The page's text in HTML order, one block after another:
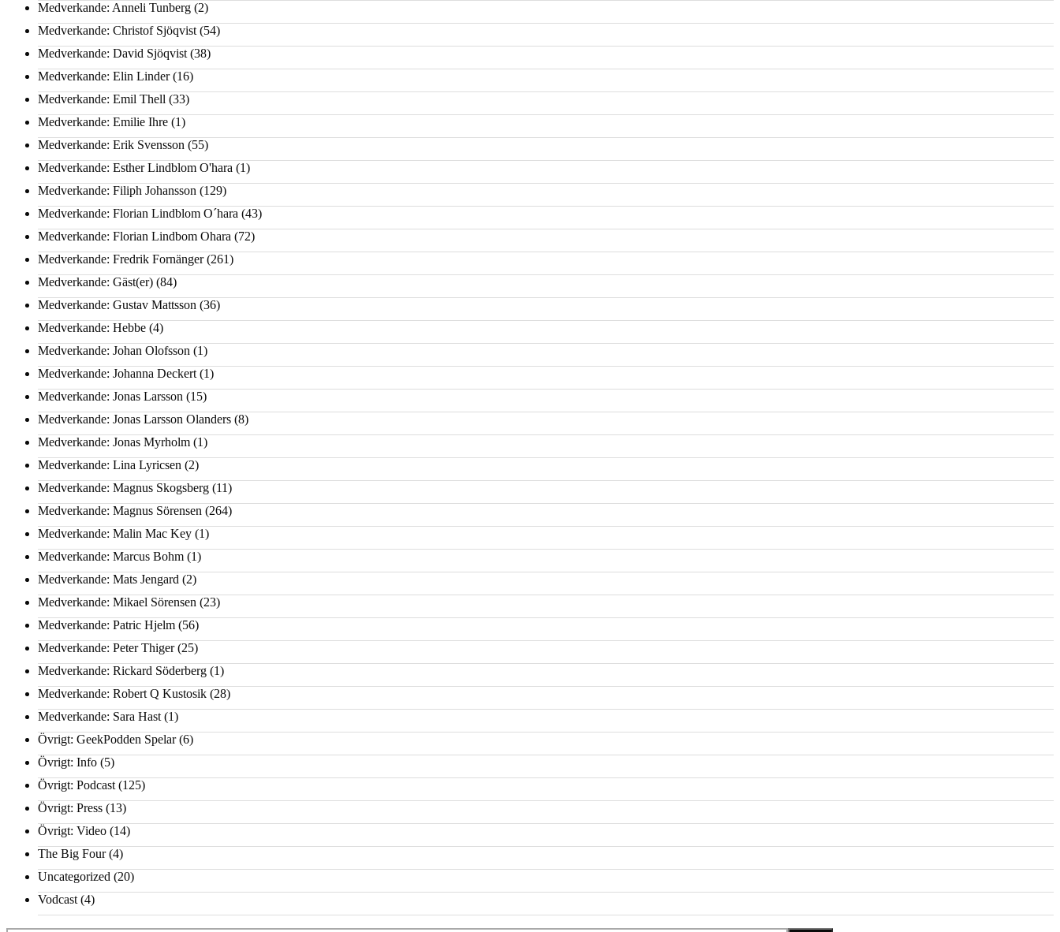
Medverkande: Anneli Tunberg (2)
Medverkande: Christof Sjöqvist (54)
Medverkande: David Sjöqvist (38)
Medverkande: Elin Linder(16)
Medverkande: Emil Thell (33)
Medverkande: Emilie Ihre (1)
Medverkande: Erik Svensson (55)
Medverkande: Esther Lindblom O'hara (1)
Medverkande: Filiph Johansson (129)
Medverkande: Florian Lindblom O´hara (43)
Medverkande: Florian Lindbom Ohara (72)
Medverkande: Fredrik Fornänger(261)
Medverkande: Gäst(er) (84)
Medverkande: Gustav Mattsson (36)
Medverkande: Hebbe (4)
Medverkande: Johan Olofsson (1)
Medverkande: Johanna Deckert (1)
Medverkande: Jonas Larsson (15)
Medverkande: Jonas Larsson Olanders (8)
Medverkande: Jonas Myrholm (1)
Medverkande: Lina Lyricsen (2)
Medverkande: Magnus Skogsberg (11)
Medverkande: Magnus Sörensen (264)
Medverkande: Malin Mac Key (1)
Medverkande: Marcus Bohm (1)
Medverkande: Mats Jengard (2)
Medverkande: Mikael Sörensen (23)
Medverkande: Patric Hjelm (56)
Medverkande: Peter Thiger(25)
Medverkande: Rickard Söderberg (1)
Medverkande: Robert Q Kustosik (28)
Medverkande: Sara Hast (1)
Övrigt: GeekPodden Spelar(6)
Övrigt: Info (5)
Övrigt: Podcast (125)
Övrigt: Press (13)
Övrigt: Video (14)
The Big Four(4)
Uncategorized (20)
Vodcast (4)